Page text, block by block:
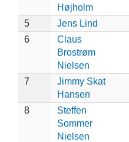
Højholm
5 Jens Lind
6
Claus
Brostrøm
Nielsen
7
Jimmy Skat
Hansen
8
Steffen
Sommer
Nielsen